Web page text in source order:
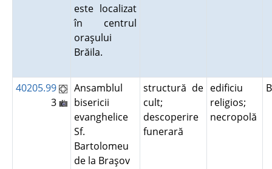
este localizat
în centrul
oraşului
Brăila.
40205.99
3
Ansamblul
bisericii
evanghelice
Sf.
Bartolomeu
de la Braşov
structură de
cult;
descoperire
funerară
edificiu
religios;
necropolă